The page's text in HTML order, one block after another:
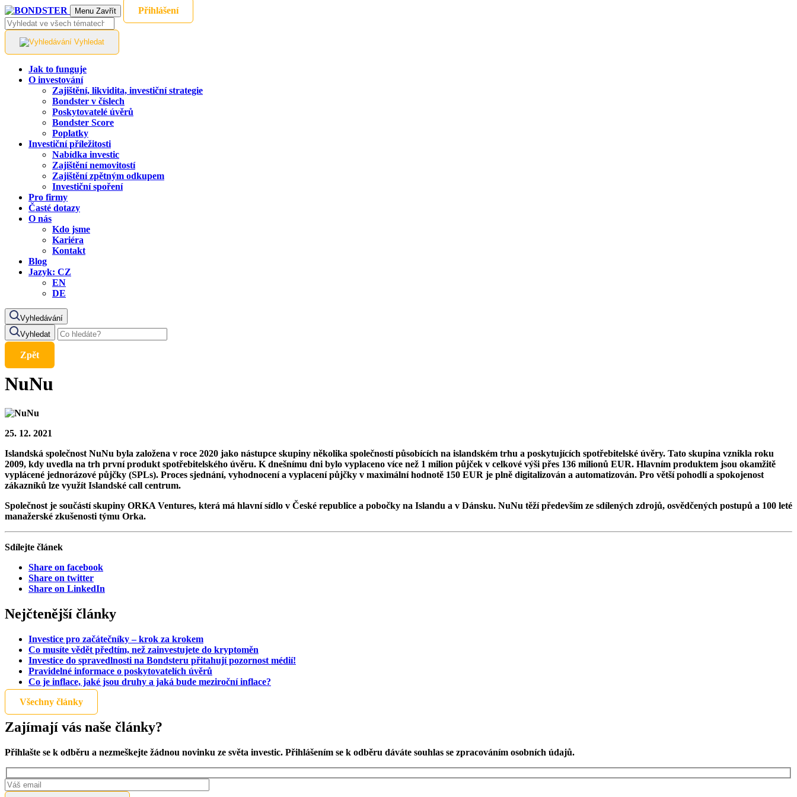
Menu Zavřít Přihlášení
Vyhledat
Jak to funguje
O investování
Zajištění, likvidita, investiční strategie
Bondster v číslech
Poskytovatelé úvěrů
Bondster Score
Poplatky
Investiční příležitosti
Nabídka investic
Zajištění nemovitostí
Zajištění zpětným odkupem
Investiční spoření
Pro firmy
Časté dotazy
O nás
Kdo jsme
Kariéra
Kontakt
Blog
Jazyk: CZ
EN
DE
Vyhledávání
Vyhledat
Zpět
NuNu
25. 12. 2021
Islandská společnost NuNu byla založena v roce 2020 jako nástupce skupiny několika společností působících na islandském trhu a poskytujících spotřebitelské úvěry. Tato skupina vznikla roku
2009, kdy uvedla na trh první produkt spotřebitelského úvěru. K dnešnímu dni bylo vyplaceno více než 1 milion půjček v celkové výši přes 136 milionů EUR. Hlavním produktem jsou okamžitě
vyplácené jednorázové půjčky (SPLs). Proces sjednání, vyhodnocení a vyplacení půjčky v maximální hodnotě 150 EUR je plně digitalizován a automatizován. Pro větší pohodlí a spokojenost
zákazníků lze využít Islandské call centrum.
Společnost je součástí skupiny ORKA Ventures, která má hlavní sídlo v České republice a pobočky na Islandu a v Dánsku. NuNu těží především ze sdílených zdrojů, osvědčených postupů a 100 leté
manažerské zkušenosti týmu Orka.
Sdílejte článek
Share on facebook
Share on twitter
Share on LinkedIn
Nejčtenější články
Investice pro začátečníky – krok za krokem
Co musíte vědět předtím, než zainvestujete do kryptoměn
Investice do spravedlnosti na Bondsteru přitahují pozornost médií!
Pravidelné informace o poskytovatelích úvěrů
Co je inflace, jaké jsou druhy a jaká bude meziroční inflace?
Všechny články
Zajímají vás naše články?
Přihlašte se k odběru a nezmeškejte žádnou novinku ze světa investic. Přihlášením se k odběru dáváte souhlas se zpracováním osobních údajů.